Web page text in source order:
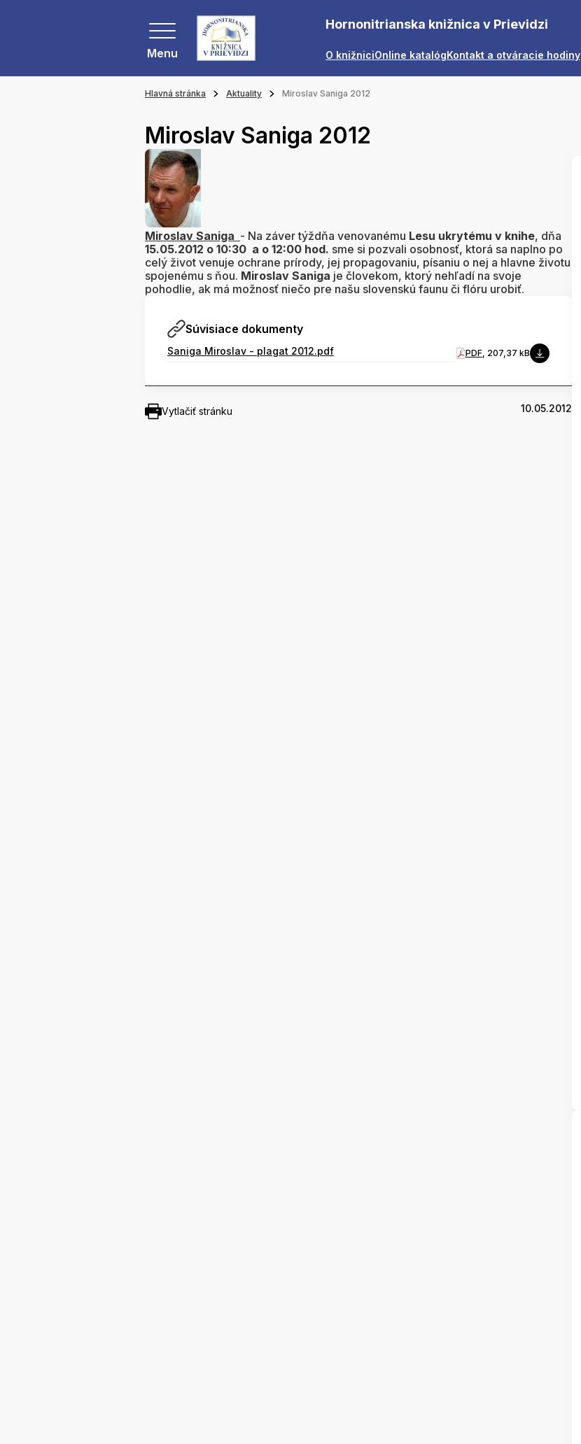
Menu
Hornonitrianska knižnica v Prievidzi
O knižniciOnline katalógKontakt a otváracie hodiny
Hlavná stránka Aktuality Miroslav Saniga 2012
Miroslav Saniga 2012
Miroslav Saniga - Na záver týždňa venovanému Lesu ukrytému v knihe, dňa
15.05.2012 o 10:30 a o 12:00 hod. sme si pozvali osobnosť, ktorá sa naplno po
celý život venuje ochrane prírody, jej propagovaniu, písaniu o nej a hlavne životu
spojenému s ňou. Miroslav Saniga je človekom, ktorý nehľadí na svoje
pohodlie, ak má možnosť niečo pre našu slovenskú faunu či flóru urobiť.
Súvisiace dokumenty
Saniga Miroslav - plagat 2012.pdf PDF, 207,37 kB
Vytlačiť stránku 10.05.2012